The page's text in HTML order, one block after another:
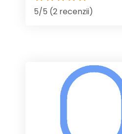
5/5 (2 recenzii)